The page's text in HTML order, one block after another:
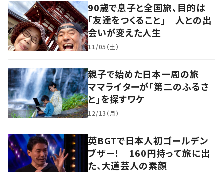
90歳で息子と全国旅、目的は
「友達をつくること」 人との出
会いが変えた人生
11/05（土）
親子で始めた日本一周の旅
ママライターが「第二のふるさ
と」を探すワケ
12/13（月）
英BGTで日本人初ゴールデン
ブザー！ 160円持って旅に出
た、大道芸人の素顔